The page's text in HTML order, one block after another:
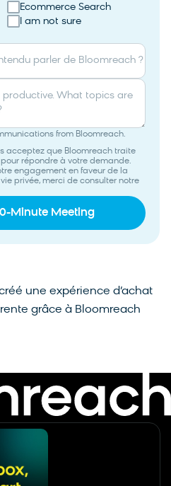
Ecommerce Search
I am not sure
parler de Bloomreach ?
from Bloomreach.
acceptez que Bloomreach traite
répondre à votre demande.
engagement en faveur de la
privée, merci de consulter notre
une expérience d’achat
grâce à Bloomreach